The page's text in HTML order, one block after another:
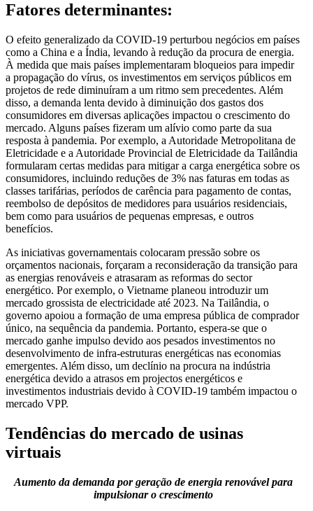
Fatores determinantes:
O efeito generalizado da COVID-19 perturbou negócios em países
como a China e a Índia, levando à redução da procura de energia.
À medida que mais países implementaram bloqueios para impedir
a propagação do vírus, os investimentos em serviços públicos em
projetos de rede diminuíram a um ritmo sem precedentes. Além
disso, a demanda lenta devido à diminuição dos gastos dos
consumidores em diversas aplicações impactou o crescimento do
mercado. Alguns países fizeram um alívio como parte da sua
resposta à pandemia. Por exemplo, a Autoridade Metropolitana de
Eletricidade e a Autoridade Provincial de Eletricidade da Tailândia
formularam certas medidas para mitigar a carga energética sobre os
consumidores, incluindo reduções de 3% nas faturas em todas as
classes tarifárias, períodos de carência para pagamento de contas,
reembolso de depósitos de medidores para usuários residenciais,
bem como para usuários de pequenas empresas, e outros
benefícios.
As iniciativas governamentais colocaram pressão sobre os
orçamentos nacionais, forçaram a reconsideração da transição para
as energias renováveis ​​e atrasaram as reformas do sector
energético. Por exemplo, o Vietname planeou introduzir um
mercado grossista de electricidade até 2023. Na Tailândia, o
governo apoiou a formação de uma empresa pública de comprador
único, na sequência da pandemia. Portanto, espera-se que o
mercado ganhe impulso devido aos pesados ​​investimentos no
desenvolvimento de infra-estruturas energéticas nas economias
emergentes. Além disso, um declínio na procura na indústria
energética devido a atrasos em projectos energéticos e
investimentos industriais devido à COVID-19 também impactou o
mercado VPP.
Tendências do mercado de usinas
virtuais
Aumento da demanda por geração de energia renovável para
impulsionar o crescimento